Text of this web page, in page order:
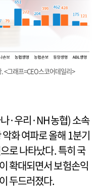
<그래프=CEO스코어데일리>
·우리·NH농협) 소속
화 여파로 올해 1분기
로 나타났다. 특히 국
확대되면서 보험손익
두드러졌다.